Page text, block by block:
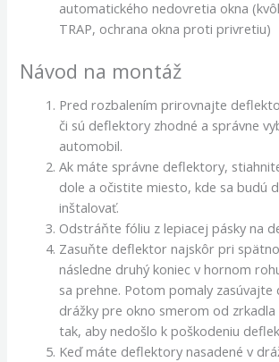
automatického nedovretia okna
TRAP, ochrana okna proti privretiu)
Návod na montáž
Pred rozbalením prirovnajte
či sú deflektory zhodné a správne
automobil.
Ak máte správne deflektory,
dole a očistite miesto, kde sa budú
inštalovať.
Odstráňte fóliu z lepiacej pásky na
Zasuňte deflektor najskôr pri
následne druhý koniec v hornom
sa prehne. Potom pomaly
drážky pre okno smerom od
tak, aby nedošlo k poškodeniu
Keď máte deflektory nasadené v